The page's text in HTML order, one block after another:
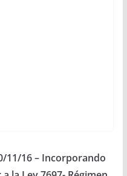
11/16 – Incorporando